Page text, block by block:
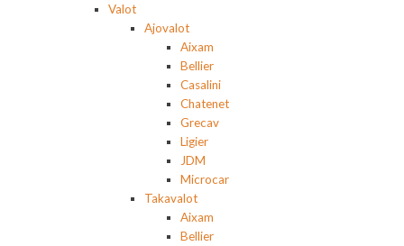
Valot
Ajovalot
Aixam
Bellier
Casalini
Chatenet
Grecav
Ligier
JDM
Microcar
Takavalot
Aixam
Bellier